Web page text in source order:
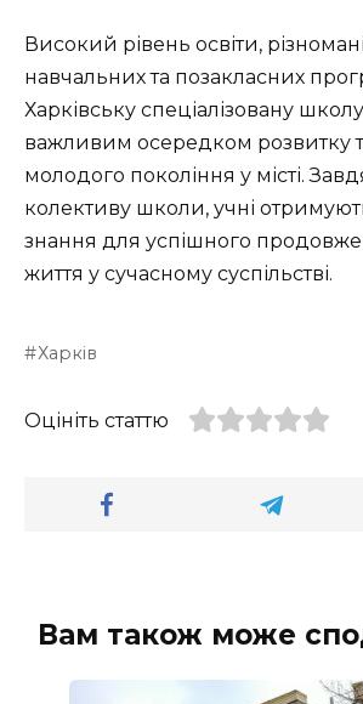
Високий рівень освіти,
навчальних та позакласних
Харківську спеціалізовану
важливим осередком розвитку
молодого покоління у місті.
колективу школи, учні
знання для успішного
життя у сучасному суспільстві.
Харків
Оцініть статтю
Вам також може